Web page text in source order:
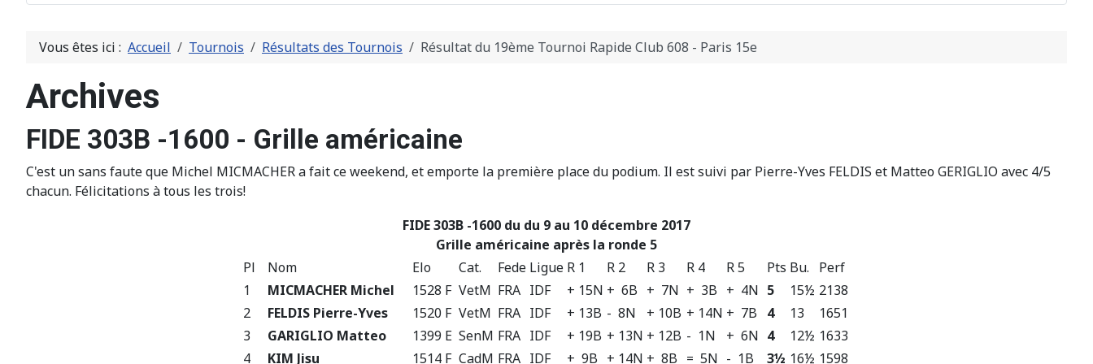
Vous êtes ici : Accueil Tournois Résultats des Tournois Résultat du 19ème Tournoi Rapide Club 608 - Paris 15e
Archives
FIDE 303B -1600 - Grille américaine
C'est un sans faute que Michel MICMACHER a fait ce weekend, et emporte la première place du podium. Il est suivi par Pierre-Yves FELDIS et Matteo GERIGLIO avec 4/5
chacun. Félicitations à tous les trois!
FIDE 303B -1600 du du 9 au 10 décembre 2017
Grille américaine après la ronde 5
Pl
Nom Elo Cat. Fede Ligue R 1 R 2 R 3 R 4 R 5 Pts Bu.
Perf
1
MICMACHER Michel 1528 F VetM FRA IDF + 15N + 6B + 7N + 3B + 4N 5 15½ 2138
2
FELDIS Pierre-Yves 1520 F VetM FRA IDF + 13B - 8N + 10B + 14N + 7B 4 13
1651
3
GARIGLIO Matteo 1399 E SenM FRA IDF + 19B + 13N + 12B - 1N + 6N 4 12½ 1633
4
KIM Jisu 1514 F CadM FRA IDF + 9B + 14N + 8B = 5N - 1B 3½ 16½ 1598